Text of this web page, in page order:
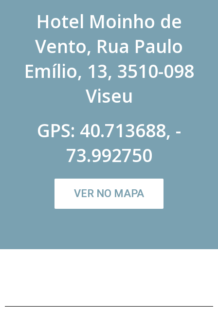
Hotel Moinho de
Vento, Rua Paulo
Emílio, 13, 3510-098
Viseu
GPS: 40.713688, -
73.992750
VER NO MAPA